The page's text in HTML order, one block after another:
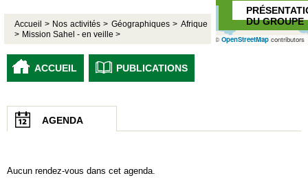
Accueil > Nos activités > Géographiques > Afrique
> Mission Sahel - en veille >
DU GROUPE
© OpenStreetMap contributors
ACCUEIL PUBLICATIONS
AGENDA
Aucun rendez-vous dans cet agenda.